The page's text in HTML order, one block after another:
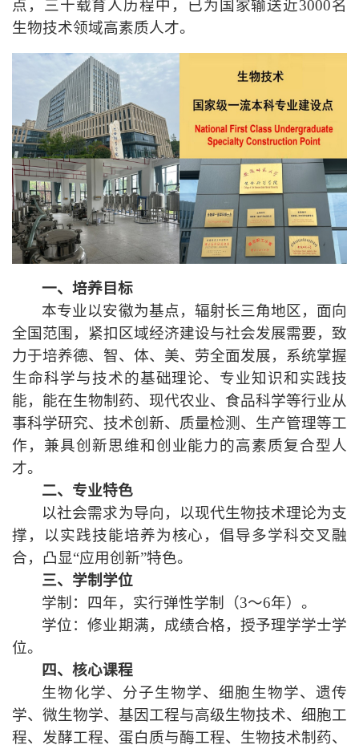
点， 三十载育人历程中，已为国家输送近3000名
生物技术领域高素质人才。
一、培养目标
本专业以安徽为基点 ，辐射长三角地区，面向
全国范围 ， 紧扣 区域经济建设与社会发展需要， 致
力于培养德、智、体、美、劳全面发展，系统掌握
生命科学与技术的基础理论、 专业知识和实践技
能， 能在生物制药、现代农业、食品科学等行业从
事科学研究、技术创新、质量检测、生产管理等工
作， 兼具创新思维和创业能力的高素质复合型人
才。
二、专业特色
以社会需求为导向，以现代生物技术理论为支
撑 ，以实践技能培养为核心，倡导多学科交叉 融
合， 凸显“应用创新”特色。
三、学制学位
学制：四年， 实行弹性学制 （3～6年）。
学位：修业期满，成绩合格，授予理学学士学
位。
四、核心课程
生物化学、分子生物学、细胞生物学、遗传
学、微生物学、基因工程与高级生物技术、细胞工
程、发酵工程、蛋白质与酶工程、生物技术制药、